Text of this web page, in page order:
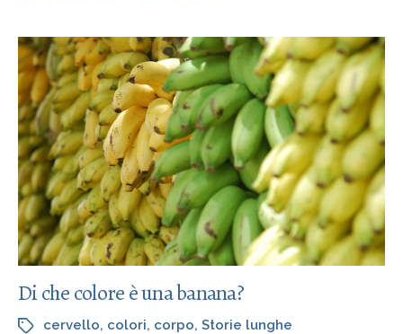
Di che colore è una banana?
cervello, colori, corpo, Storie lunghe